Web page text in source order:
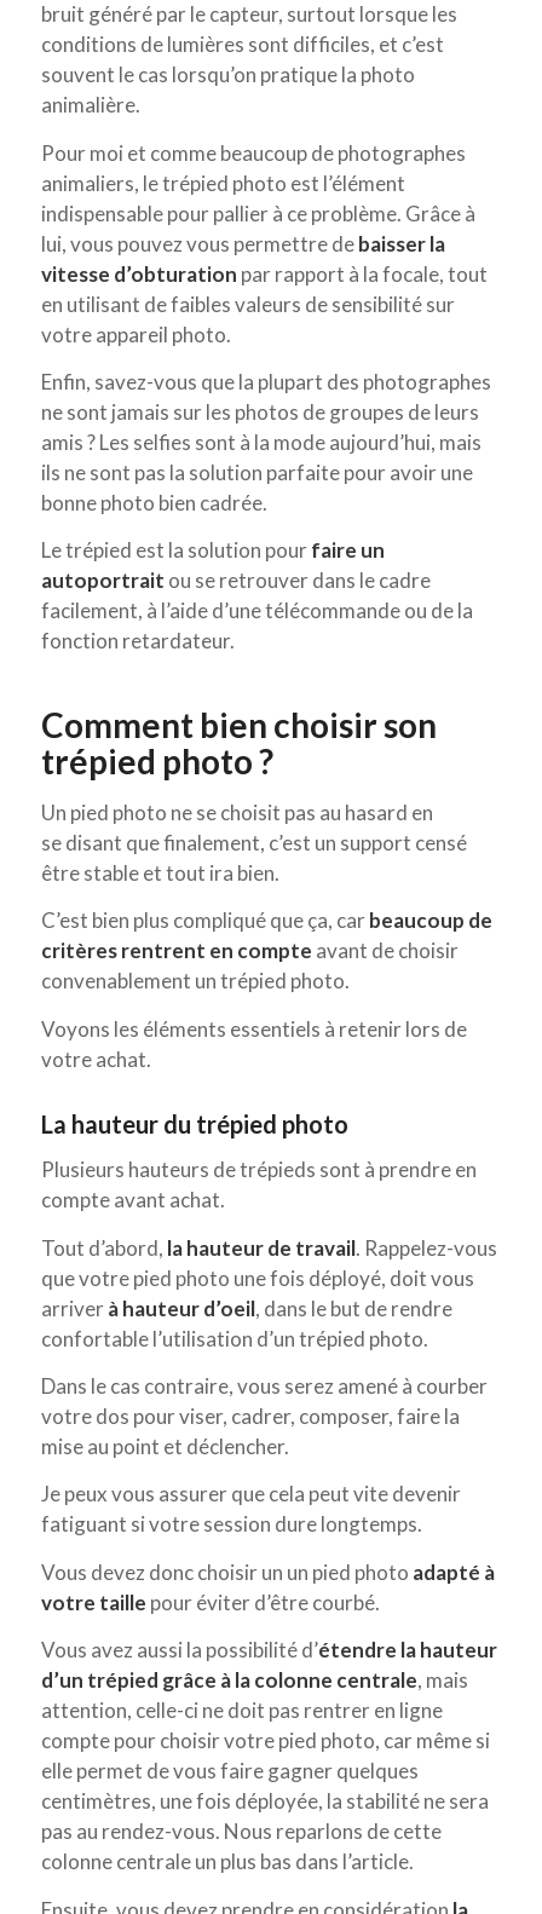
bruit généré par le capteur, surtout lorsque les
conditions de lumières sont difficiles, et c’est
souvent le cas lorsqu’on pratique la photo
animalière.
Pour moi et comme beaucoup de photographes
animaliers, le trépied photo est l’élément
indispensable pour pallier à ce problème. Grâce à
lui, vous pouvez vous permettre debaisser la
vitesse d’obturation par rapport à la focale, tout
en utilisant de faibles valeurs de sensibilité sur
votre appareil photo.
Enfin, savez-vous que la plupart des photographes
ne sont jamais sur les photos de groupes de leurs
amis ? Les selfies sont à la mode aujourd’hui, mais
ils ne sont pas la solution parfaite pour avoir une
bonne photo bien cadrée.
Le trépied est la solution pourfaire un
autoportrait ou se retrouver dans le cadre
facilement, à l’aide d’une télécommande ou de la
fonction retardateur.
Comment bien choisir son
trépied photo ?
Un pied photo ne se choisit pas au hasard en
se disant que finalement, c’est un support censé
être stable et tout ira bien.
C’est bien plus compliqué que ça, carbeaucoup de
critères rentrent en compte avant de choisir
convenablement un trépied photo.
Voyons les éléments essentiels à retenir lors de
votre achat.
La hauteur du trépied photo
Plusieurs hauteurs de trépieds sont à prendre en
compte avant achat.
Tout d’abord, la hauteur de travail. Rappelez-vous
que votre pied photo une fois déployé, doit vous
arriverà hauteur d’oeil, dans le but de rendre
confortable l’utilisation d’un trépied photo.
Dans le cas contraire, vous serez amené à courber
votre dos pour viser, cadrer, composer, faire la
mise au point et déclencher.
Je peux vous assurer que cela peut vite devenir
fatiguant si votre session dure longtemps.
Vous devez donc choisir un un pied photo adapté à
votre taille pour éviter d’être courbé.
Vous avez aussi la possibilité d’étendre la hauteur
d’un trépied grâce à la colonne centrale, mais
attention, celle-ci ne doit pas rentrer en ligne
compte pour choisir votre pied photo, car même si
elle permet de vous faire gagner quelques
centimètres, une fois déployée, la stabilité ne sera
pas au rendez-vous. Nous reparlons de cette
colonne centrale un plus bas dans l’article.